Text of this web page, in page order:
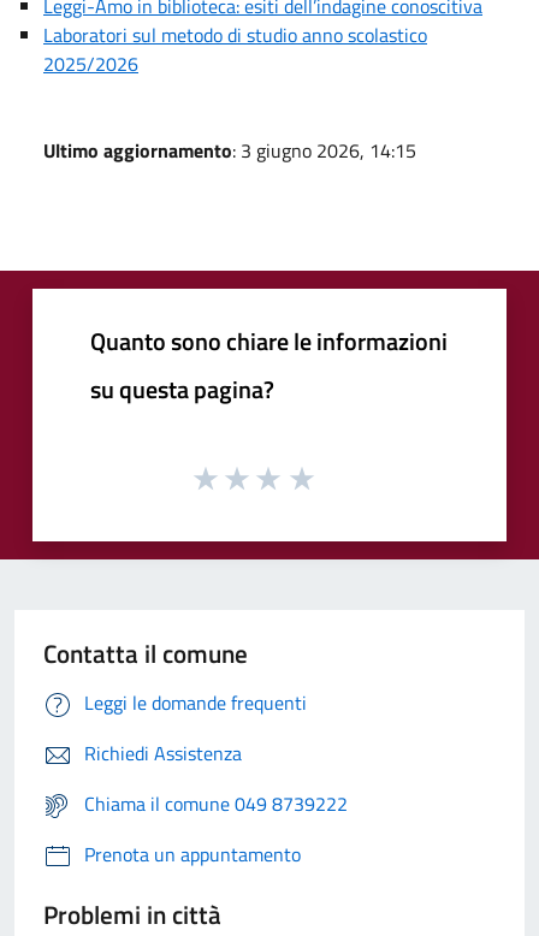
Laboratori sul metodo di studio anno scolastico
2025/2026
Ultimo aggiornamento: 3 giugno 2026, 14:15
Quanto sono chiare le informazioni
su questa pagina?
Contatta il comune
Leggi le domande frequenti
Richiedi Assistenza
Chiama il comune 049 8739222
Prenota un appuntamento
Problemi in città